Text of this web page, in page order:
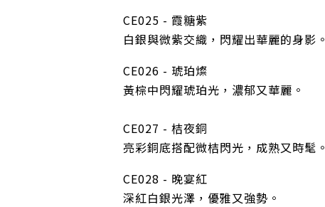
CE025 - 霞糖紫
白銀與微紫交織，閃耀出華麗的身影。
CE026 - 琥珀燦
黃棕中閃耀琥珀光，濃郁又華麗。
CE027 - 桔夜銅
亮彩銅底搭配微桔閃光，成熟又時髦。
CE028 - 晚宴紅
深紅白銀光澤，優雅又強勢。